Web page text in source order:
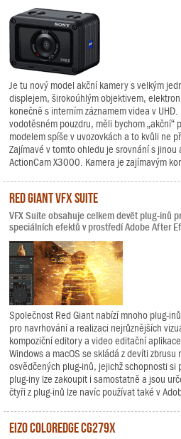
Je tu nový model akční kamery s velkým
displejem, širokoúhlým objektivem,
konečně s interním záznamem videa v
vodotěsném pouzdru, měli bychom „akční“
modelem spíše v uvozovkách a to kvůli ne
Zajímavé v tomto ohledu je srovnání s jinou
ActionCam X3000. Kamera je zajímavým
Red Giant VFX Suite
VFX Suite obsahuje celkem devět plug-inů
speciálních efektů v prostředí Adobe After
Společnost Red Giant nabízí mnoho plug-
pro navrhování a realizaci nejrůznějších
kompoziční editory a video editační
Windows a macOS se skládá z devíti zbrusu
osvědčených plug-inů, jejichž schopnosti
plug-iny lze zakoupit i samostatně a jsou
čtyři z plug-inů lze navíc používat také v
EIZO ColorEdge CG279X